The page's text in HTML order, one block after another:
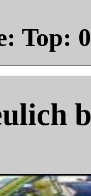
Top: 0